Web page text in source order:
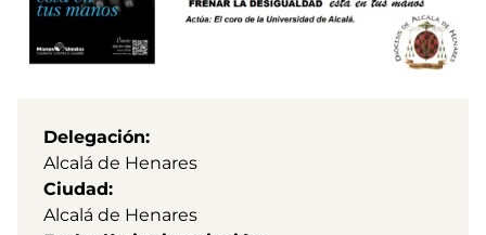
Delegación
Alcalá de Henares
Ciudad
Alcalá de Henares